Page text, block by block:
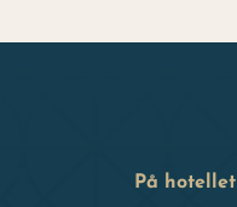
På hotellet